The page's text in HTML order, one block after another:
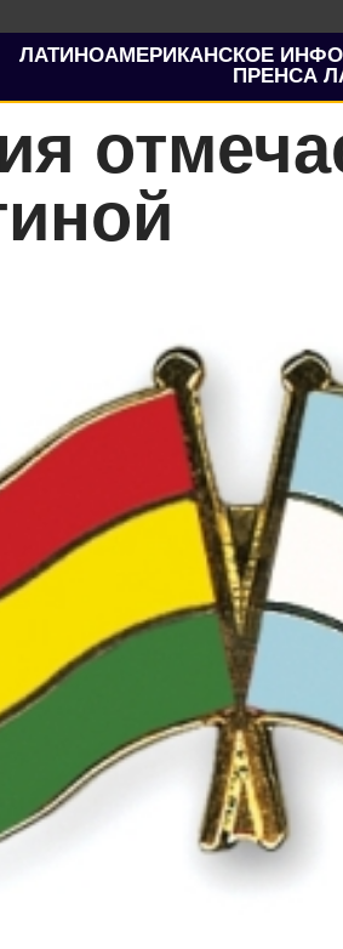
ЛАТИНОАМЕРИКАНСКОЕ
ПРЕНСА